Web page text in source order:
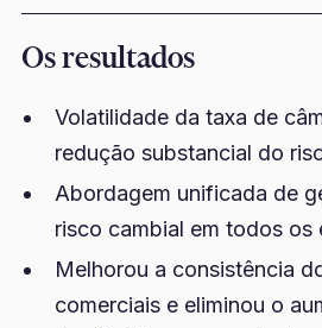
Os resultados
Volatilidade da taxa de
redução substancial do
Abordagem unificada de
risco cambial em todos os
Melhorou a consistência
comerciais e eliminou o